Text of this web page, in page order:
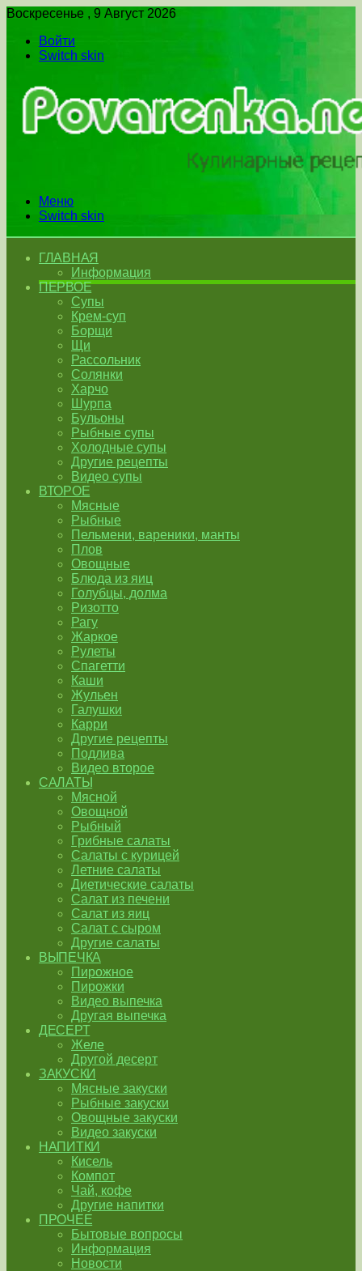
Воскресенье , 9 Август 2026
Войти
Switch skin
Меню
Switch skin
ГЛАВНАЯ
Информация
ПЕРВОЕ
Супы
Крем-суп
Борщи
Щи
Рассольник
Солянки
Харчо
Шурпа
Бульоны
Рыбные супы
Холодные супы
Другие рецепты
Видео супы
ВТОРОЕ
Мясные
Рыбные
Пельмени, вареники, манты
Плов
Овощные
Блюда из яиц
Голубцы, долма
Ризотто
Рагу
Жаркое
Рулеты
Спагетти
Каши
Жульен
Галушки
Карри
Другие рецепты
Подлива
Видео второе
САЛАТЫ
Мясной
Овощной
Рыбный
Грибные салаты
Салаты с курицей
Летние салаты
Диетические салаты
Салат из печени
Салат из яиц
Салат с сыром
Другие салаты
ВЫПЕЧКА
Пирожное
Пирожки
Видео выпечка
Другая выпечка
ДЕСЕРТ
Желе
Другой десерт
ЗАКУСКИ
Мясные закуски
Рыбные закуски
Овощные закуски
Видео закуски
НАПИТКИ
Кисель
Компот
Чай, кофе
Другие напитки
ПРОЧЕЕ
Бытовые вопросы
Информация
Новости